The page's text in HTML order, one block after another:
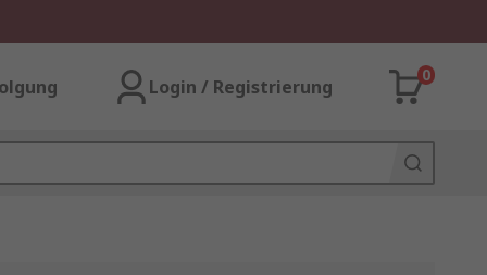
Login / Registrierung
0